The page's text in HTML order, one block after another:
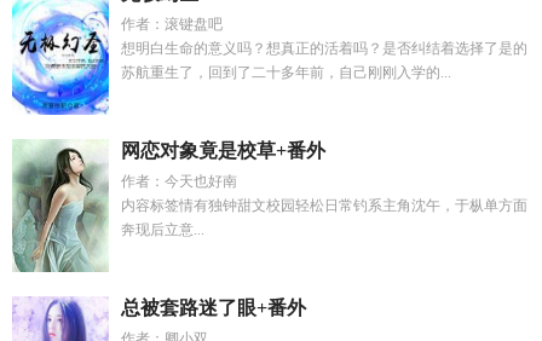
作者：滚键盘吧
想明白生命的意义吗？想真正的活着吗？是否纠结着选择了是的
苏航重生了，回到了二十多年前，自己刚刚入学的...
网恋对象竟是校草+番外
作者：今天也好南
内容标签情有独钟甜文校园轻松日常钓系主角沈午，于枞单方面
奔现后立意...
总被套路迷了眼+番外